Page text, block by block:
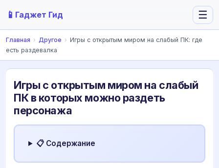
📱 Гаджет Гид ☰
Главная › Другое › Игры с открытым миром на слабый ПК: где
есть раздевалка
Игры с открытым миром на слабый
ПК в которых можно раздеть
персонажа
📋 Содержание